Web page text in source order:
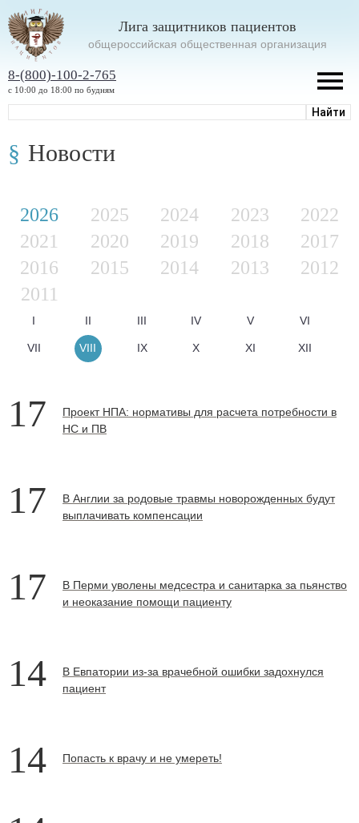
Лига защитников пациентов
oбщероссийская общественная организация
8-(800)-100-2-765
с 10:00 до 18:00 по будням
Новости
2026 2025 2024 2023
2022
2021
2020 2019 2018
2017
2016
2015 2014 2013
2012
2011
I II III IV V VI
VII VIII IX X XI XII
17
Проект НПА: нормативы для расчета потребности в
НС и ПВ
17
В Англии за родовые травмы новорожденных будут
выплачивать компенсации
17
В Перми уволены медсестра и санитарка за пьянство
и неоказание помощи пациенту
14
В Евпатории из-за врачебной ошибки задохнулся
пациент
14 Попасть к врачу и не умереть!